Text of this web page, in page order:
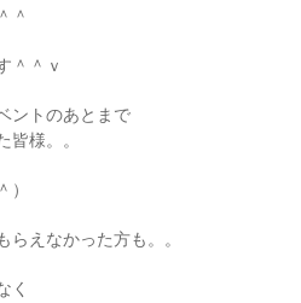
＾
＾＾ｖ
ントのあとまで
皆様。。
）
らえなかった方も。。
く